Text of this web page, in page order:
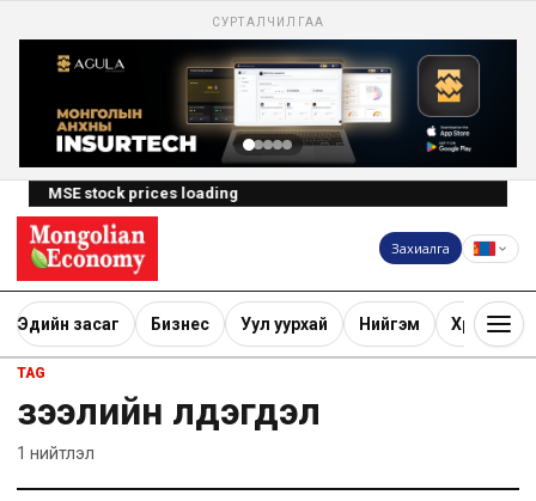
СУРТАЛЧИЛГАА
MSE stock prices loading
Захиалга
Эдийн засаг Бизнес Уул уурхай Нийгэм Хөрөнгө
TAG
зээлийн үлдэгдэл
1 нийтлэл